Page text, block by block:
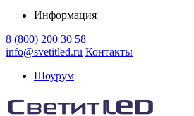
Информация
8 (800) 200 30 58
info@svetitled.ru Контакты
Шоурум